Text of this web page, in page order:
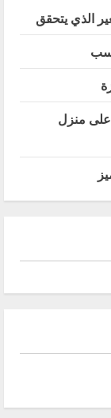
الذي يتحقق
منزل